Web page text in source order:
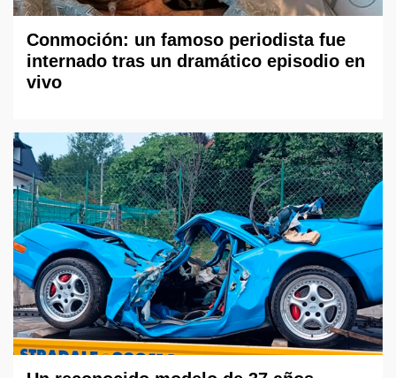
Conmoción: un famoso periodista fue
internado tras un dramático episodio en
vivo